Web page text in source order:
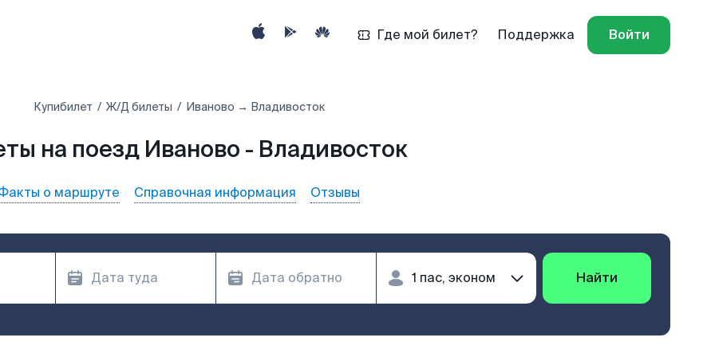
Где мой билет? Поддержка Войти
Купибилет Ж/Д билеты Иваново → Владивосток
на поезд Иваново - Владивосток
о маршруте Справочная информация Отзывы
Найти